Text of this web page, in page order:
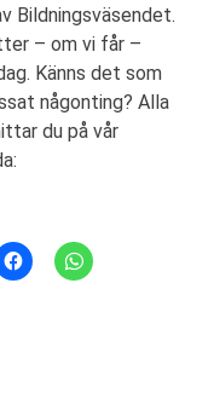
Bildningsväsendet.
– om vi får –
Känns det som
någonting? Alla
du på vår